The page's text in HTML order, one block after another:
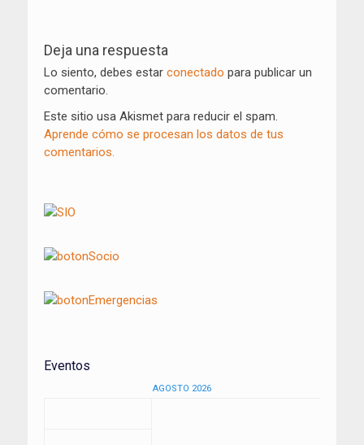
de
entradas
Deja una respuesta
Lo siento, debes estar conectado para publicar un
comentario.
Este sitio usa Akismet para reducir el spam.
Aprende cómo se procesan los datos de tus
comentarios.
Eventos
AGOSTO 2026